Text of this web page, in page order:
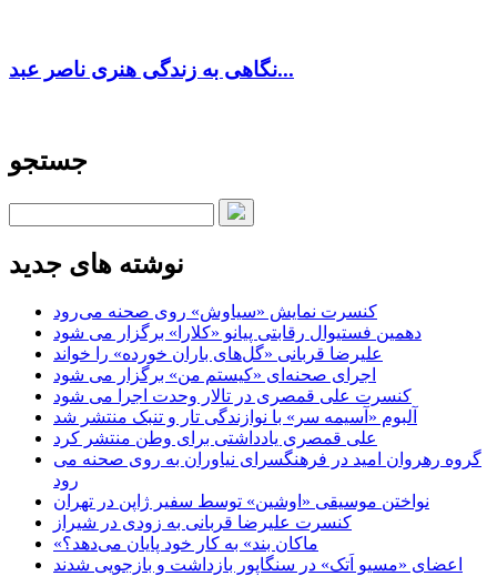
نگاهی به زندگی هنری ناصر عبد...
جستجو
نوشته های جدید
کنسرت‌ نمایش «سیاوش» روی صحنه می‌رود
دهمین فستیوال رقابتی پیانو «کلارا» برگزار می شود
علیرضا قربانی «گل‌های باران خورده» را خواند
اجرای صحنه‌ای «کیستم من» برگزار می شود
کنسرت علی قمصری در تالار وحدت اجرا می شود
آلبوم «آسیمه سر» با نوازندگی تار و تنبک منتشر شد
علی قمصری یادداشتی برای وطن منتشر کرد
گروه رهروان امید در فرهنگسرای نیاوران به روی صحنه می
رود
نواختن موسیقی «اوشین» توسط سفیر ژاپن در تهران
کنسرت علیرضا قربانی به زودی در شیراز
«ماکان بند» به کار خود پایان می‌دهد؟
اعضای «مسیو اَتک» در سنگاپور بازداشت و بازجویی شدند